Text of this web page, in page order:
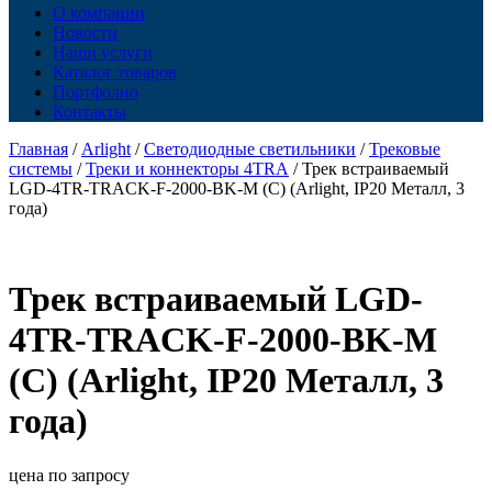
О компании
Новости
Наши услуги
Каталог товаров
Портфолио
Контакты
Главная / Arlight /Светодиодные светильники /Трековые
системы /Треки и коннекторы 4TRA / Трек встраиваемый
LGD-4TR-TRACK-F-2000-BK-M (C) (Arlight, IP20 Металл, 3
года)
Трек встраиваемый LGD-
4TR-TRACK-F-2000-BK-M
(C) (Arlight, IP20 Металл, 3
года)
цена по запросу